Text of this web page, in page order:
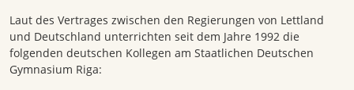
Laut des Vertrages zwischen den Regierungen von Lettland
und Deutschland unterrichten seit dem Jahre 1992 die
folgenden deutschen Kollegen am Staatlichen Deutschen
Gymnasium Riga: